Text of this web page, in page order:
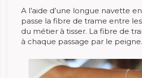
A l’aide d’une longue navette
passe la fibre de trame entre
du métier à tisser. La fibre de
à chaque passage par le peigne.